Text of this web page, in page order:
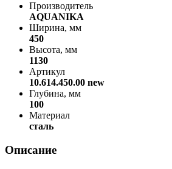
Производитель
AQUANIKA
Ширина, мм
450
Высота, мм
1130
Артикул
10.614.450.00 new
Глубина, мм
100
Материал
сталь
Описание